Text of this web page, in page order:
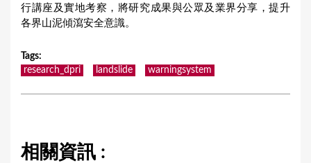
行講座及實地考察，將研究成果與公眾及業界分享，提升
各界山泥傾瀉安全意識。
Tags:
research_dpri
landslide warningsystem
相關資訊 :